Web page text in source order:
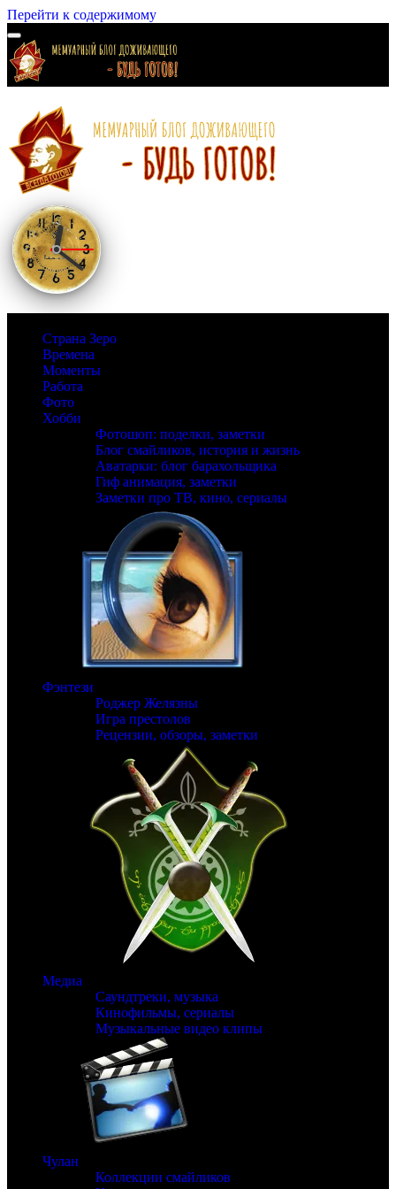
Перейти к содержимому
Страна Зеро
Времена
Моменты
Работа
Фото
Хобби
Фотошоп: поделки, заметки
Блог смайликов, история и жизнь
Аватарки: блог барахольщика
Гиф анимация, заметки
Заметки про ТВ, кино, сериалы
Фэнтези
Роджер Желязны
Игра престолов
Рецензии, обзоры, заметки
Медиа
Саундтреки, музыка
Кинофильмы, сериалы
Музыкальные видео клипы
Чулан
Коллекции смайликов